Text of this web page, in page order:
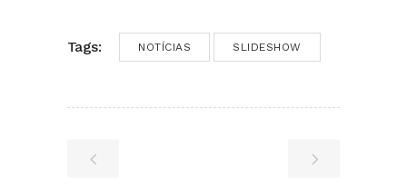
Tags: NOTÍCIAS SLIDESHOW